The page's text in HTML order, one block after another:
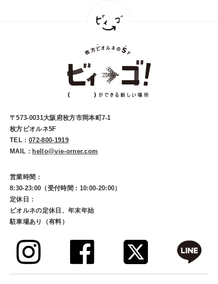
〒573-0031大阪府枚方市岡本町7-1
枚方ビオルネ5F
TEL : 072-800-1919
MAIL : hello@vie-orner.com
営業時間 :
8:30-23:00（受付時間 : 10:00-20:00）
定休日：
ビオルネの定休日、年末年始
駐車場あり（有料）